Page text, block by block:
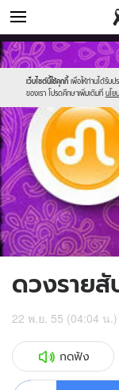
ดูดวง
เว็บไซต์นี้ใช้คุกกี้ เพื่อให้ท่านได้รับ
ของเรา โปรดศึกษาเพิ่มเติมที่ นโย
Sanook
//s.isanook.com/sr/
new-
sanook.png
600
60
//s.isanook.com/ho/0/
ดวงราย
22 พ.ย. 55 (04:04 น.)
กดฟัง